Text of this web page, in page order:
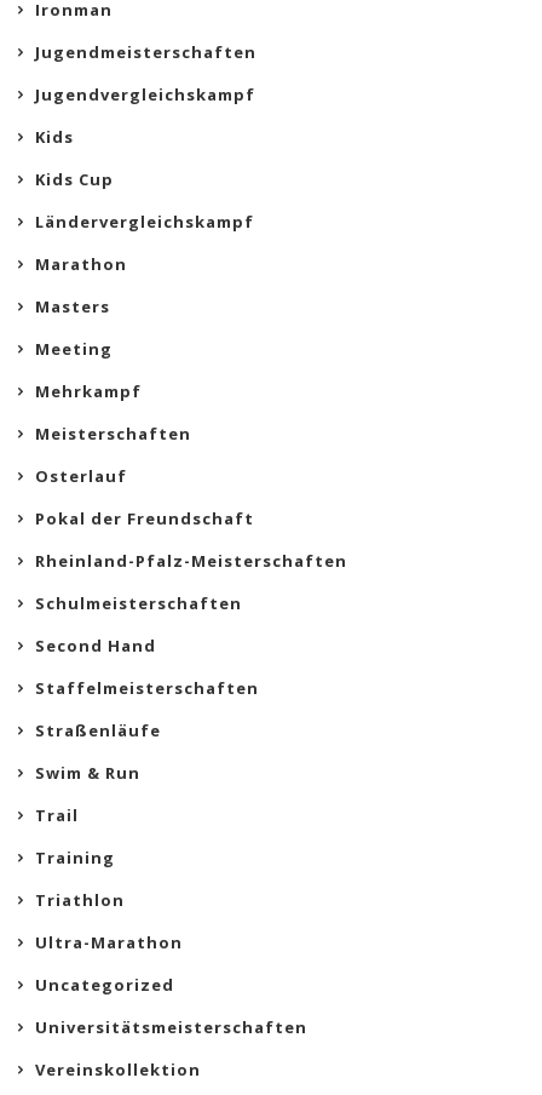
Ironman
Jugendmeisterschaften
Jugendvergleichskampf
Kids
Kids Cup
Ländervergleichskampf
Marathon
Masters
Meeting
Mehrkampf
Meisterschaften
Osterlauf
Pokal der Freundschaft
Rheinland-Pfalz-Meisterschaften
Schulmeisterschaften
Second Hand
Staffelmeisterschaften
Straßenläufe
Swim & Run
Trail
Training
Triathlon
Ultra-Marathon
Uncategorized
Universitätsmeisterschaften
Vereinskollektion